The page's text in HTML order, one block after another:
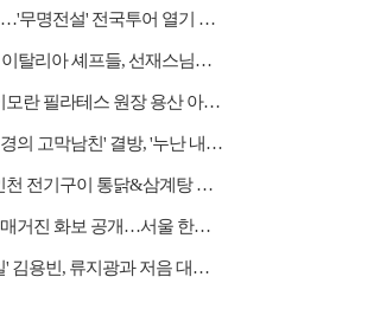
성리, 고양 입성…'무명전설' 전국투어 열기 지속
'어서와 한국은' 이탈리아 셰프들, 선재스님→라연 차도...
'구해줘! 홈즈' 이모란 필라테스 원장 용산 아파트 방...
'더 시즌즈-성시경의 고막남친' 결방, '누난 내게 여자...
'전현무계획4' 인천 전기구이 통닭&삼계탕 노포 맛집 탐방
임영웅, 10주년 매거진 화보 공개…서울 한복판 대형 현...
'금타는 금요일' 김용빈, 류지광과 저음 대결 승리